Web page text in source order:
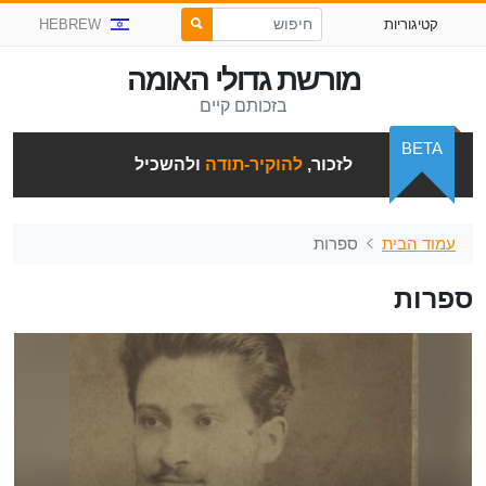
קטיגוריות HEBREW
מורשת גדולי האומה
בזכותם קיים
לזכור,להוקיר-תודה ולהשכיל
BETA
עמוד הבית ספרות
ספרות